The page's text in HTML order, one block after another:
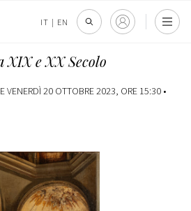
IT | EN
e XX Secolo
VENERDÌ 20 OTTOBRE 2023, ORE 15:30 •